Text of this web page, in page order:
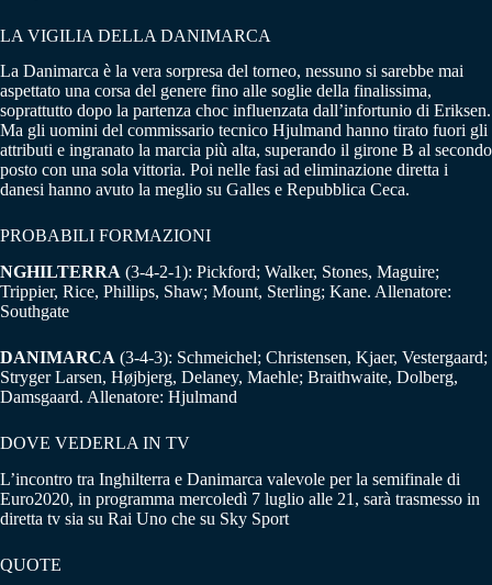
LA VIGILIA DELLA DANIMARCA
La Danimarca è la vera sorpresa del torneo, nessuno si sarebbe mai
aspettato una corsa del genere fino alle soglie della finalissima,
soprattutto dopo la partenza choc influenzata dall’infortunio di Eriksen.
Ma gli uomini del commissario tecnico Hjulmand hanno tirato fuori gli
attributi e ingranato la marcia più alta, superando il girone B al secondo
posto con una sola vittoria. Poi nelle fasi ad eliminazione diretta i
danesi hanno avuto la meglio su Galles e Repubblica Ceca.
PROBABILI FORMAZIONI
NGHILTERRA (3-4-2-1): Pickford; Walker, Stones, Maguire;
Trippier, Rice, Phillips, Shaw; Mount, Sterling; Kane. Allenatore:
Southgate
DANIMARCA (3-4-3): Schmeichel; Christensen, Kjaer, Vestergaard;
Stryger Larsen, Højbjerg, Delaney, Maehle; Braithwaite, Dolberg,
Damsgaard. Allenatore: Hjulmand
DOVE VEDERLA IN TV
L’incontro tra Inghilterra e Danimarca valevole per la semifinale di
Euro2020, in programma mercoledì 7 luglio alle 21, sarà trasmesso in
diretta tv sia su Rai Uno che su Sky Sport
QUOTE